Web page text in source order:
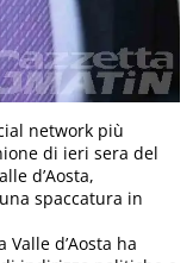
network più
di ieri sera del
d’Aosta,
spaccatura in
d’Aosta ha